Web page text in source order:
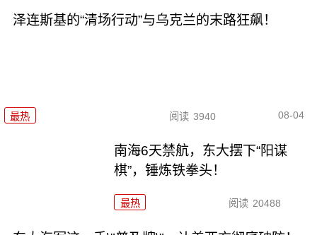
泽连斯基的“清场行动”与乌克兰的末路狂飙！
最热 阅读 3940 08-04
南海6天禁航，东大摆下“阳谋
棋”，锤炼铁拳头！
最热 阅读 20488